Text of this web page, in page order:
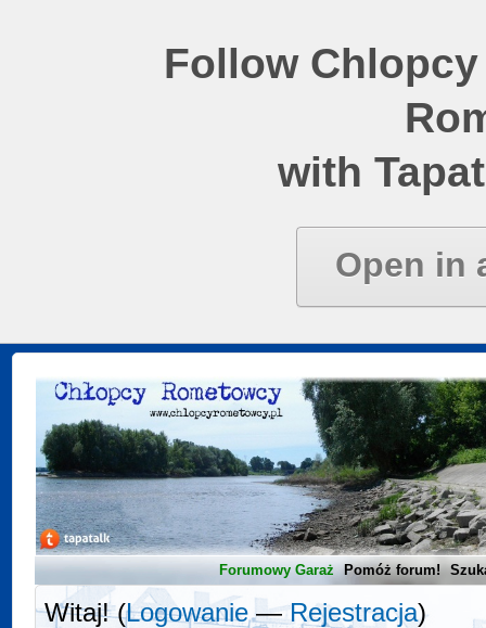
Follow
with
Open in
Forumowy Garaż Pomóż forum!
Witaj! (Logowanie—Rejestracja)